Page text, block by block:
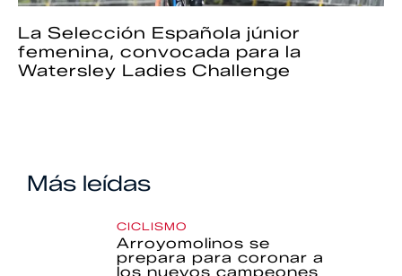
La Selección Española júnior
femenina, convocada para la
Watersley Ladies Challenge
Más leídas
CICLISMO
Arroyomolinos se
prepara para coronar a
los nuevos campeones